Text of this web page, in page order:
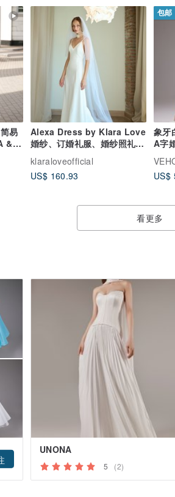
易
&
Alexa Dress by Klara Love
婚纱、订婚礼服、婚纱照礼
klaraloveofficial
US$ 160.93
包邮
象牙
A字
US$
看更多
UNONA
5 (2)